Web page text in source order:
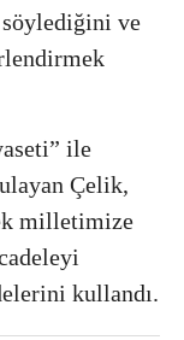
ve
ile
Çelik,
milletimize
kullandı.